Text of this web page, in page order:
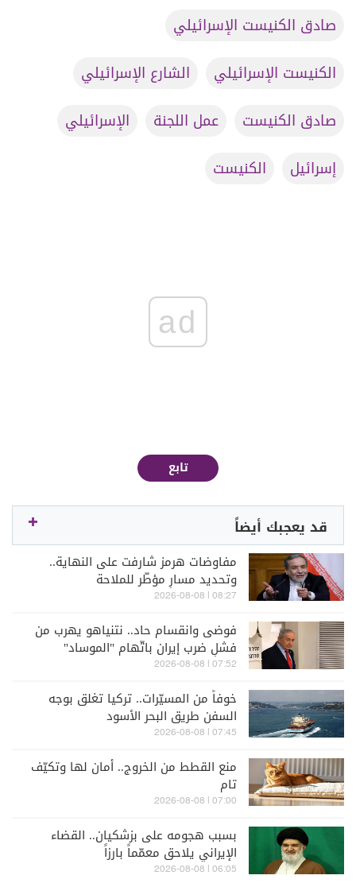
صادق الكنيست الإسرائيلي
الكنيست الإسرائيلي
الشارع الإسرائيلي
صادق الكنيست
عمل اللجنة
الإسرائيلي
إسرائيل
الكنيست
ad
تابع
قد يعجبك أيضاً
مفاوضات هرمز شارفت على النهاية..
وتحديد مسارٍ مؤطّر للملاحة
08:27 | 2026-08-08
فوضى وانقسام حاد.. نتنياهو يهرب من
فشلِ ضرب إيران باتّهام "الموساد"
07:52 | 2026-08-08
خوفاً من المسيّرات.. تركيا تغلق بوجه
السفن طريق البحر الأسود
07:45 | 2026-08-08
منع القطط من الخروج.. أمان لها وتكيّف
تام
07:00 | 2026-08-08
بسبب هجومه على بزشكيان.. القضاء
الإيراني يلاحق معمّماً بارزاً
06:05 | 2026-08-08